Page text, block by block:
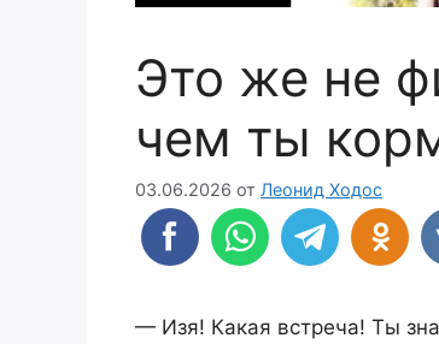
Это же не
чем ты
03.06.2026 от Леонид Ходос
— Изя! Какая встреча! Ты